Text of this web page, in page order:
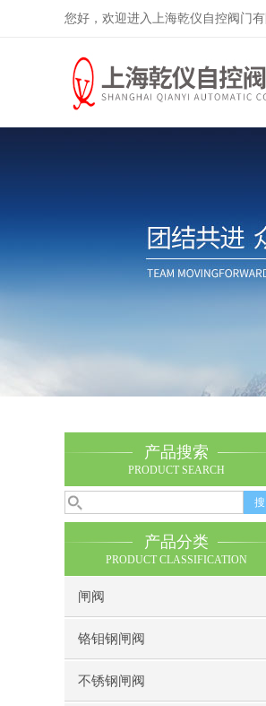
您好，欢迎进入上海乾仪自控阀门有
产品搜索
PRODUCT SEARCH
产品分类
PRODUCT CLASSIFICATION
闸阀
铬钼钢闸阀
不锈钢闸阀